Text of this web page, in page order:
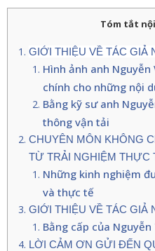
Tóm tắt
GIỚI THIỆU VỀ TÁC GIẢ
Hình ảnh anh
chính cho những nội
Bằng kỹ sư anh
thông vận tải
CHUYÊN MÔN KHÔNG
TỪ TRẢI NGHIỆM THỰC
Những kinh nghiệm
và thực tế
GIỚI THIỆU VỀ TÁC GIẢ
Bằng cấp của
LỜI CẢM ƠN GỬI ĐẾN